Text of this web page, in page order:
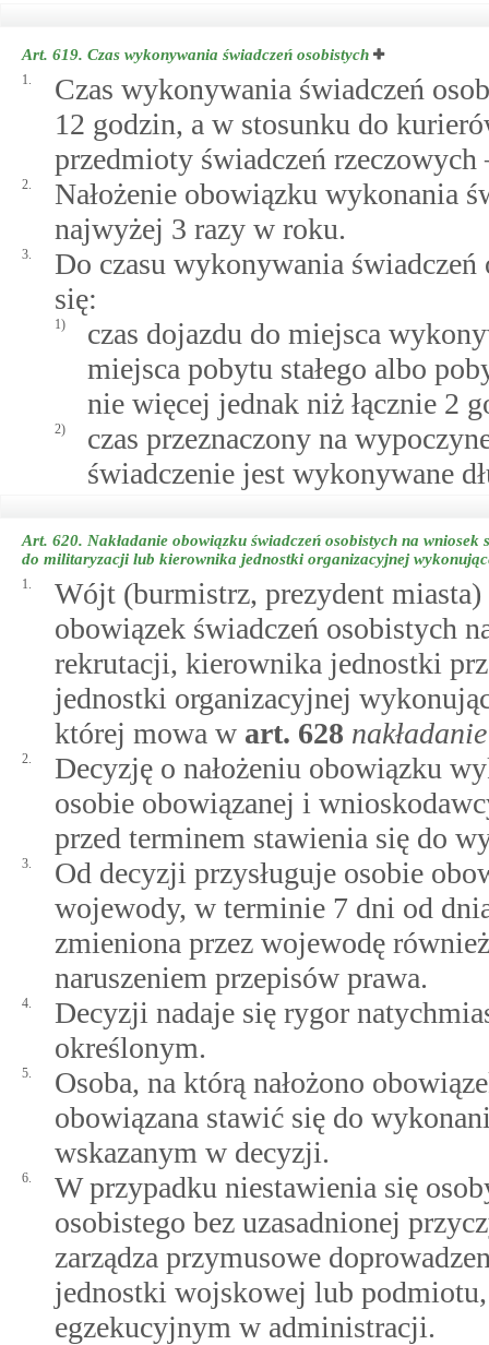
Art. 619. Czas wykonywania świadczeń osobistych
1.
Czas wykonywania świadczeń
12 godzin, a w stosunku do
przedmioty świadczeń rzeczowych
2.
Nałożenie obowiązku wykonania
najwyżej 3 razy w roku.
3.
Do czasu wykonywania
się:
1)
czas dojazdu do miejsca
miejsca pobytu stałego albo
nie więcej jednak niż łącznie 2
2)
czas przeznaczony na
świadczenie jest wykonywane
Art. 620. Nakładanie obowiązku świadczeń osobistych na
do militaryzacji lub kierownika jednostki organizacyjnej
1.
Wójt (burmistrz, prezydent
obowiązek świadczeń osobistych
rekrutacji, kierownika jednostki
jednostki organizacyjnej
której mowa w art. 628
2.
Decyzję o nałożeniu obowiązku
osobie obowiązanej i
przed terminem stawienia się do
3.
Od decyzji przysługuje osobie
wojewody, w terminie 7 dni od
zmieniona przez wojewodę
naruszeniem przepisów prawa.
4.
Decyzji nadaje się rygor
określonym.
5.
Osoba, na którą nałożono
obowiązana stawić się do
wskazanym w decyzji.
6.
W przypadku niestawienia się
osobistego bez uzasadnionej
zarządza przymusowe
jednostki wojskowej lub
egzekucyjnym w administracji.